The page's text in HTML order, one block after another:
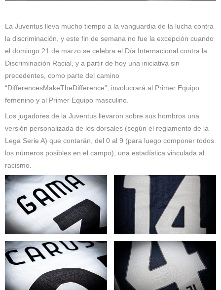
La Juventus lleva mucho tiempo a la vanguardia de la lucha contra
la discriminación, y este fin de semana no fue la excepción cuando
el domingo 21 de marzo se celebra el Día Internacional contra la
Discriminación Racial, y a partir de hoy una iniciativa sin
precedentes, como parte del camino
“DifferencesMakeTheDifference”, involucrará al Primer Equipo
femenino y al Primer Equipo masculino.
Los jugadores de la Juventus llevaron sobre sus hombros una
versión personalizada de los dorsales (según el reglamento de la
Lega Serie A) que contarán, del 0 al 9 (para luego componer todos
los números posibles en el campo), una estadística vinculada al
racismo.